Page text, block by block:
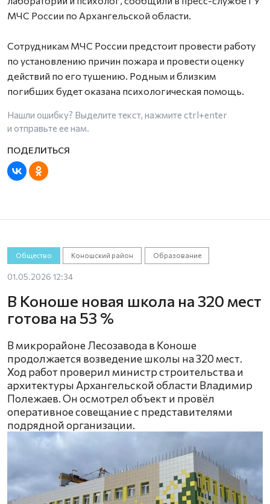
МЧС России по Архангельской области.
Сотрудникам МЧС России предстоит провести работу
по установлению причин пожара и провести оценку
действий по его тушению. Родным и близким
погибших будет оказана психологическая помощь.
Нашли ошибку? Выделите текст, нажмите ctrl+enter
и отправьте ее нам.
Общество Коношский район Образование
01.05.2026 12:34
В Коноше новая школа на 320 мест
готова на 53 %
В микрорайоне Лесозавода в Коноше
продолжается возведение школы на 320 мест.
Ход работ проверил министр строительства и
архитектуры Архангельской области Владимир
Полежаев. Он осмотрел объект и провёл
оперативное совещание с представителями
подрядной организации.